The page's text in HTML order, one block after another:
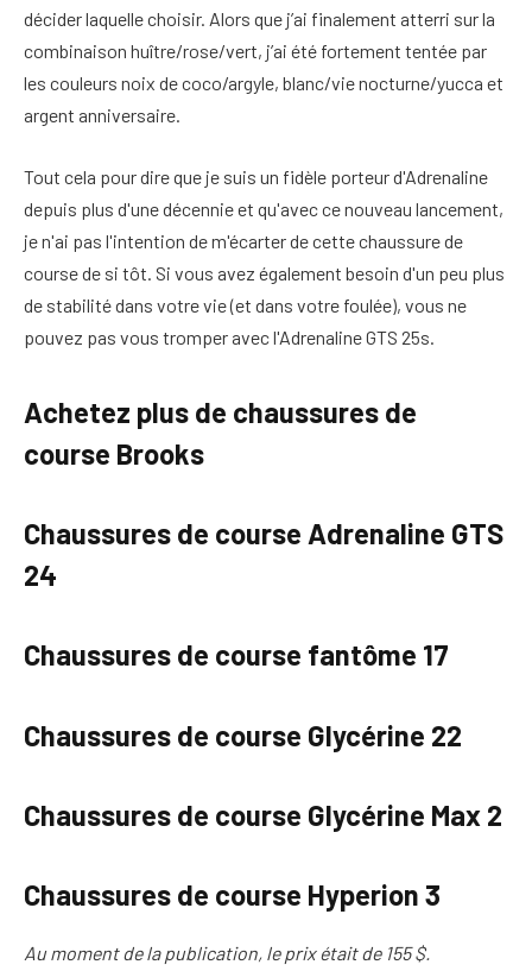
décider laquelle choisir. Alors que j’ai finalement atterri sur la
combinaison huître/rose/vert, j’ai été fortement tentée par
les couleurs noix de coco/argyle, blanc/vie nocturne/yucca et
argent anniversaire.
Tout cela pour dire que je suis un fidèle porteur d'Adrenaline
depuis plus d'une décennie et qu'avec ce nouveau lancement,
je n'ai pas l'intention de m'écarter de cette chaussure de
course de si tôt. Si vous avez également besoin d'un peu plus
de stabilité dans votre vie (et dans votre foulée), vous ne
pouvez pas vous tromper avec l'Adrenaline GTS 25s.
Achetez plus de chaussures de
course Brooks
Chaussures de course Adrenaline GTS
24
Chaussures de course fantôme 17
Chaussures de course Glycérine 22
Chaussures de course Glycérine Max 2
Chaussures de course Hyperion 3
Au moment de la publication, le prix était de 155 $.